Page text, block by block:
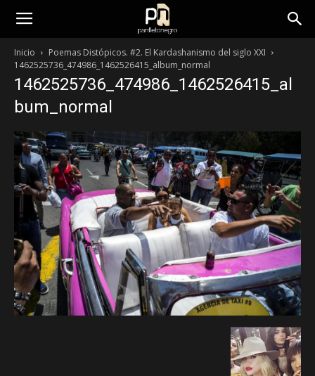
panfletonegro
Inicio
Poemas Distópicos. #2. El Kardashanismo del siglo XXI
1462525736_474986_1462526415_album_normal
1462525736_474986_1462526415_al
bum_normal